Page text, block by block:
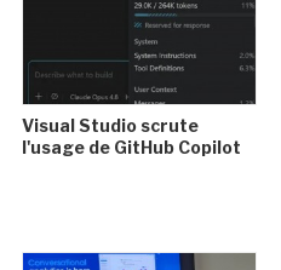
Visual Studio scrute
l'usage de GitHub Copilot